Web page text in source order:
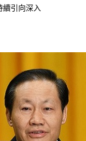
引向深入